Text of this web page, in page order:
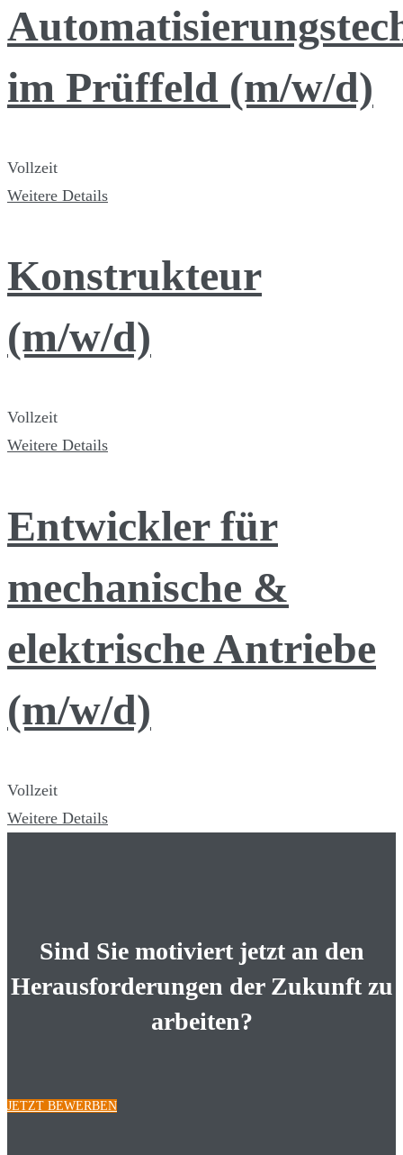
im Prüffeld (m/w/d)
Vollzeit
Weitere Details
Konstrukteur
(m/w/d)
Vollzeit
Weitere Details
Entwickler für
mechanische &
elektrische Antriebe
(m/w/d)
Vollzeit
Weitere Details
Sind Sie motiviert jetzt an den
Herausforderungen der Zukunft zu
arbeiten?
JETZT BEWERBEN